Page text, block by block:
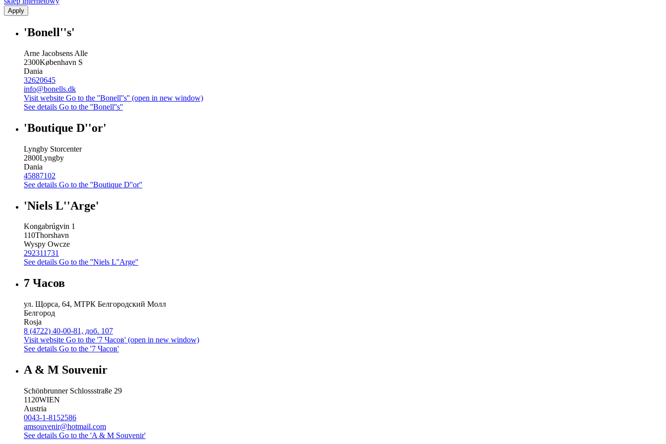
Apply
'Bonell''s'
Arne Jacobsens Alle
2300København S
Dania
32620645
info@bonells.dk
Visit website Go to the ''Bonell''s'' (open in new window)
See details Go to the ''Bonell''s''
'Boutique D''or'
Lyngby Storcenter
2800Lyngby
Dania
45887102
See details Go to the ''Boutique D''or''
'Niels L''Arge'
Kongabrúgvin 1
110Thorshavn
Wyspy Owcze
292311731
See details Go to the ''Niels L''Arge''
7 Часов
ул. Щорса, 64, МТРК Белгородский Молл
Белгород
Rosja
8 (4722) 40-00-81, доб. 107
Visit website Go to the '7 Часов' (open in new window)
See details Go to the '7 Часов'
A & M Souvenir
Schönbrunner Schlossstraße 29
1120WIEN
Austria
0043-1-8152586
amsouvenir@hotmail.com
See details Go to the 'A & M Souvenir'